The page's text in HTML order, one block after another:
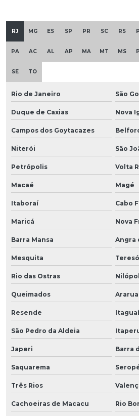
RJ MG ES SP PR SC RS
PA AC AL AP MA MT MS
SE TO
Rio de Janeiro São
Duque de Caxias Nova
Campos dos Goytacazes
Niterói São
Petrópolis Volta
Macaé Magé
Itaboraí Cabo
Maricá Nova
Barra Mansa Angra
Mesquita
Rio das Ostras
Queimados
Resende Itaguaí
São Pedro da Aldeia
Japeri Barra
Saquarema
Três Rios
Cachoeiras de Macacu Rio